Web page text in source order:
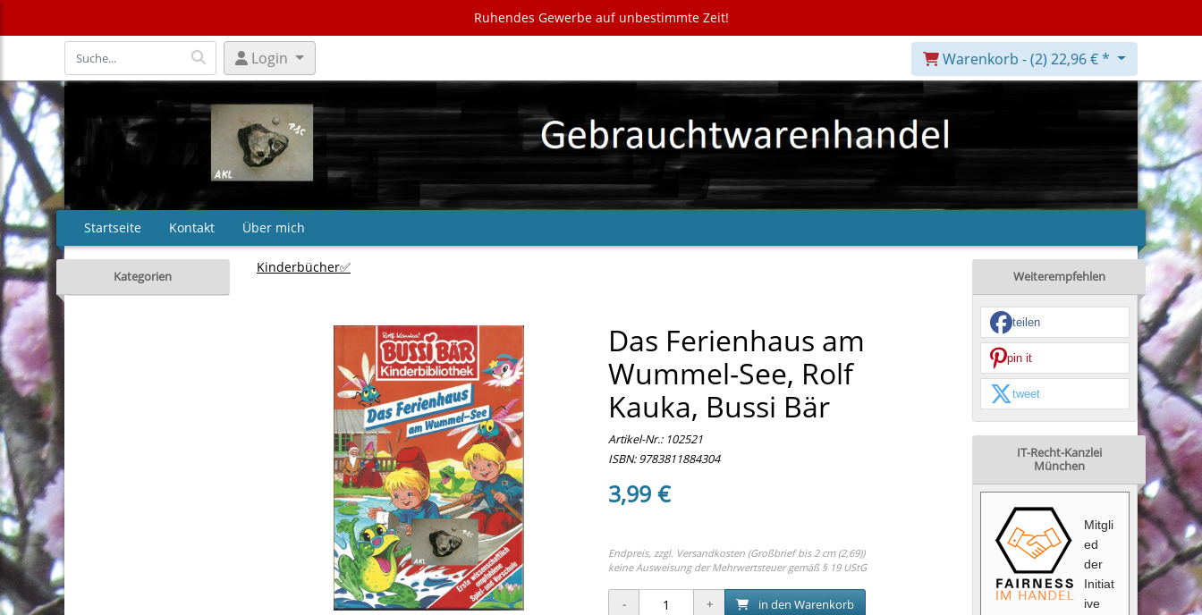
Ruhendes Gewerbe auf unbestimmte Zeit!
Login Warenkorb -(2) 22,96 € *
Startseite Kontakt Über mich
Kategorien
Kinderbücher✅
Das Ferienhaus am
Wummel-See, Rolf
Kauka, Bussi Bär
Artikel-Nr.: 102521
ISBN: 9783811884304
3,99 €
Endpreis, zzgl. Versandkosten (Großbrief bis 2 cm (2,69))
keine Ausweisung der Mehrwertsteuer gemäß § 19 UStG
in den Warenkorb
Weiterempfehlen
teilen
pin it
tweet
IT-Recht-Kanzlei
München
Mitgli
ed
der
Initiat
ive